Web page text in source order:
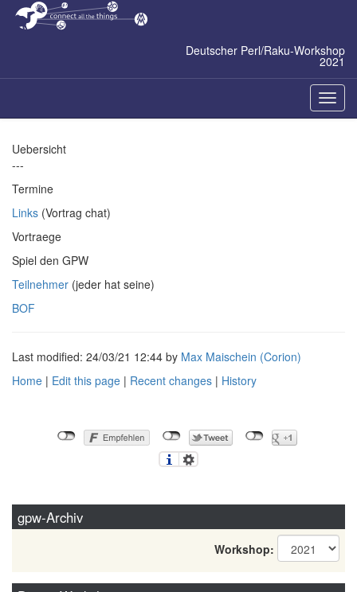
Zum
Inhalt
Deutscher Perl/Raku-Workshop
2021
ein-/
Uebersicht
---
Termine
Links (Vortrag chat)
Vortraege
Spiel den GPW
Teilnehmer (jeder hat seine)
BOF
Last modified: 24/03/21 12:44 by Max Maischein (‎Corion‎)
Home | Edit this page | Recent changes | History
gpw-Archiv
Workshop: